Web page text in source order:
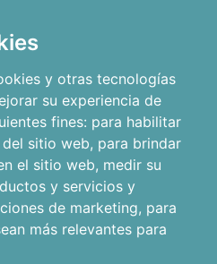
y otras tecnologías
su experiencia de
fines: para habilitar
sitio web, para brindar
el sitio web, medir su
y servicios y
de marketing, para
más relevantes para